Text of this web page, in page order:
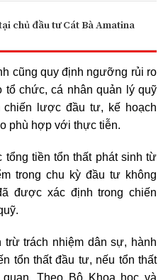
chủ đầu tư Cát Bà Amatina
cũng quy định ngưỡng rủi ro
tổ chức, cá nhân quản lý quỹ
chiến lược đầu tư, kế hoạch
phù hợp với thực tiễn.
tổng tiền tổn thất phát sinh từ
trong chu kỳ đầu tư không
được xác định trong chiến
trừ trách nhiệm dân sự, hành
tổn thất đầu tư, nếu tổn thất
Theo Bộ Khoa học và